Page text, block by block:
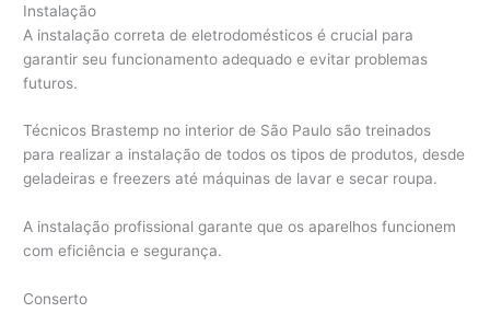
Instalação
A instalação correta de eletrodomésticos é crucial para
garantir seu funcionamento adequado e evitar problemas
futuros.
Técnicos Brastemp no interior de São Paulo são treinados
para realizar a instalação de todos os tipos de produtos, desde
geladeiras e freezers até máquinas de lavar e secar roupa.
A instalação profissional garante que os aparelhos funcionem
com eficiência e segurança.
Conserto